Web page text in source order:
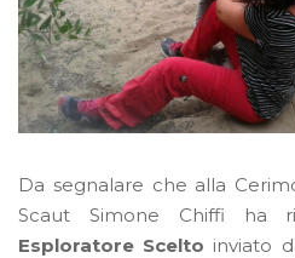
Da segnalare che alla
Scaut Simone Chiffi ha
Esploratore Scelto inviato